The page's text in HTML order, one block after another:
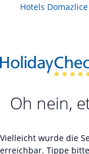
Hotels Domazlice
Oh nein,
Vielleicht wurde die
erreichbar. Tippe